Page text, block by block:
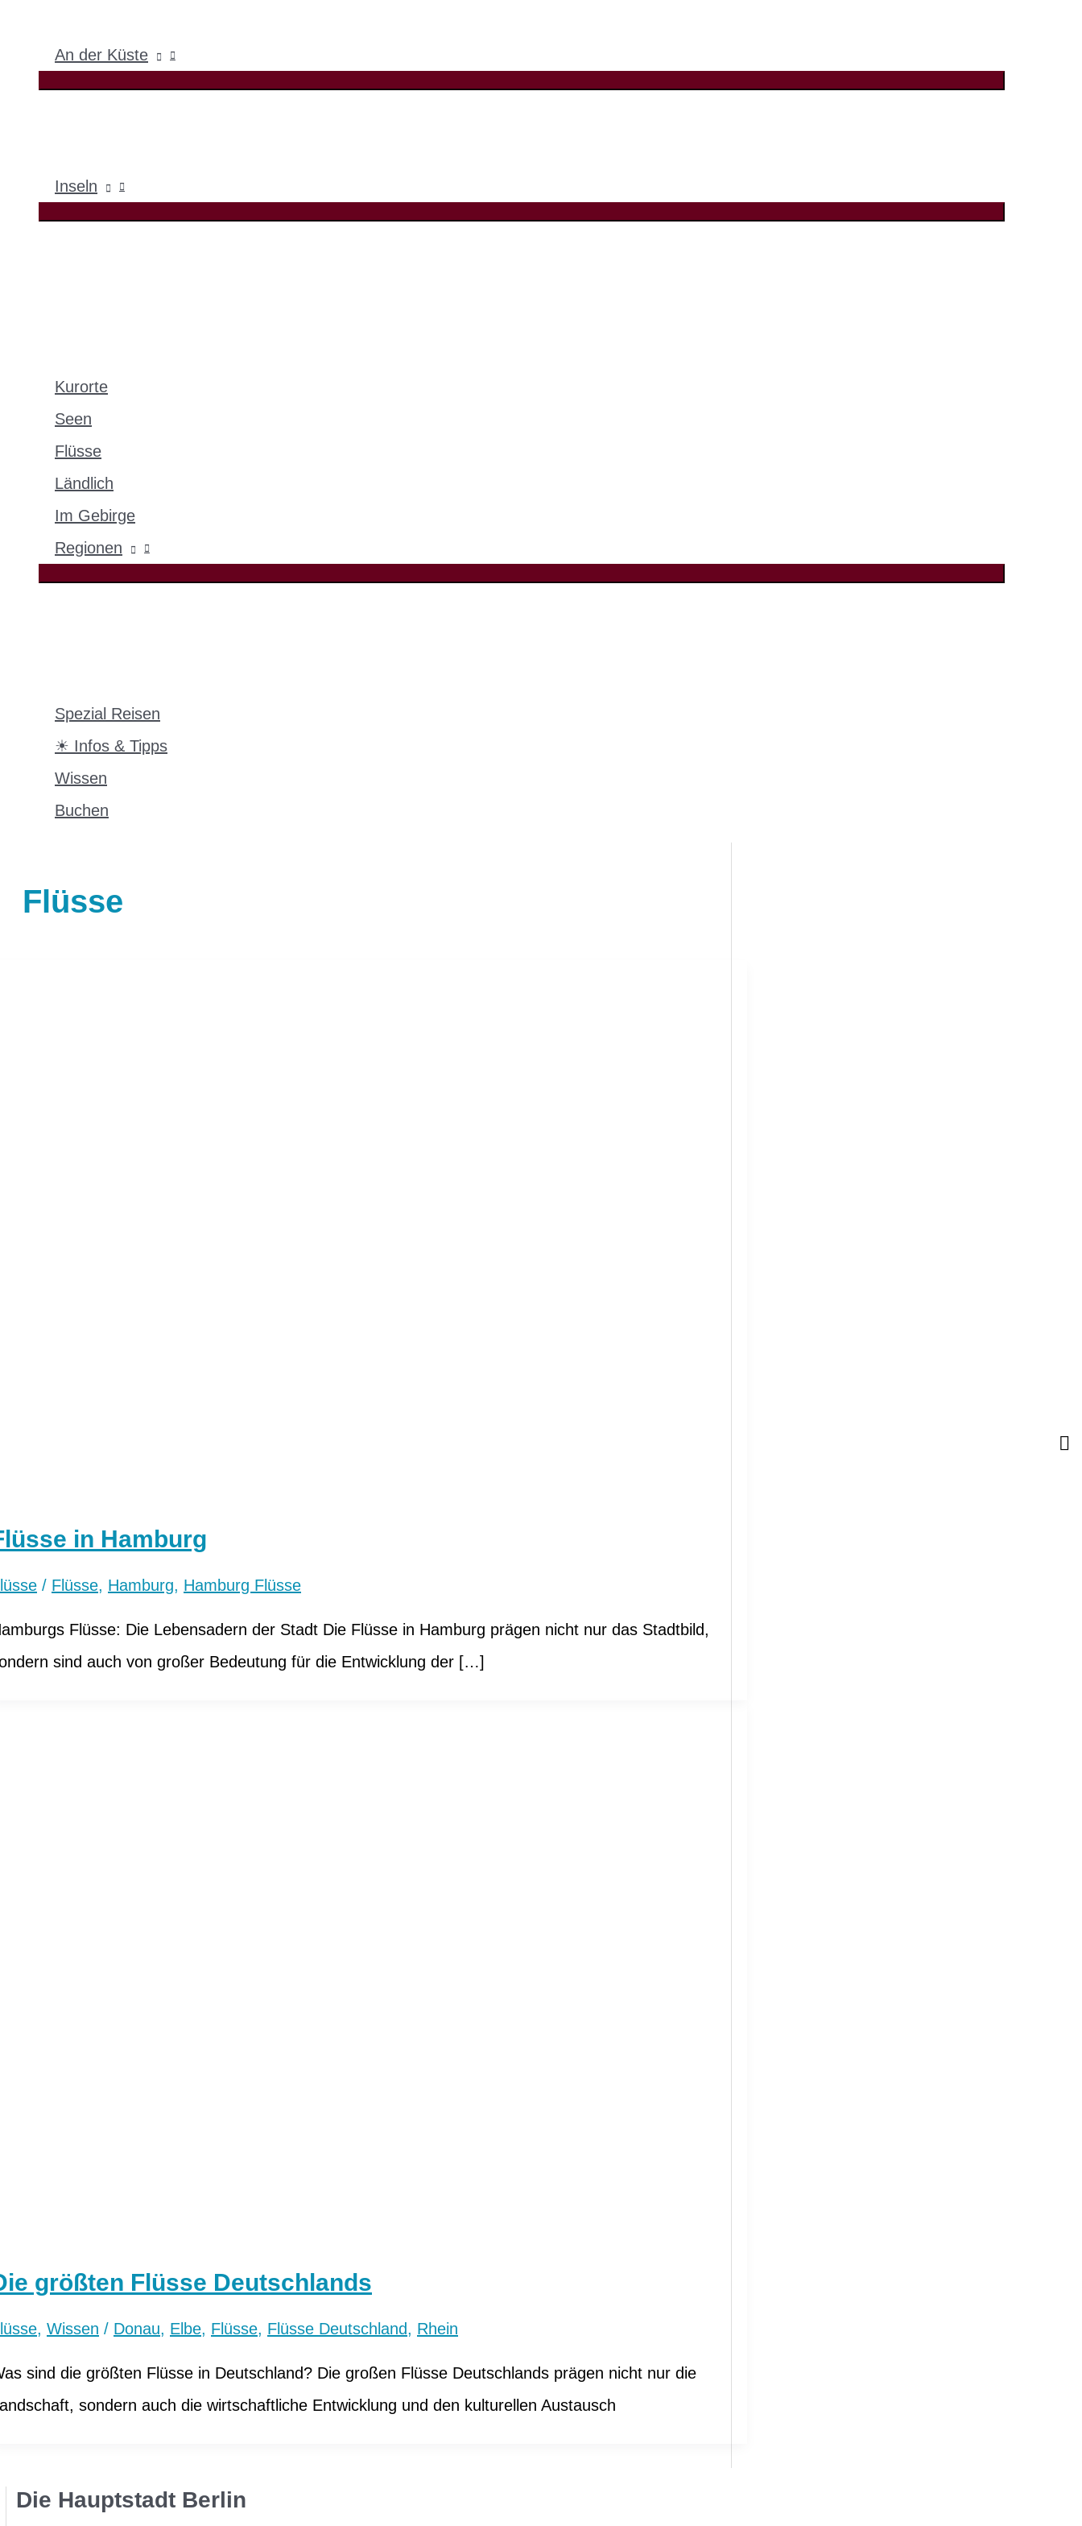
An der Küste
Inseln
Kurorte
Seen
Flüsse
Ländlich
Im Gebirge
Regionen
Spezial Reisen
☀ Infos & Tipps
Wissen
Buchen
Flüsse
in Hamburg
/ Flüsse, Hamburg, Hamburg Flüsse
Flüsse: Die Lebensadern der Stadt Die Flüsse in Hamburg prägen nicht nur das Stadtbild,
sind auch von großer Bedeutung für die Entwicklung der […]
größten Flüsse Deutschlands
, Wissen / Donau, Elbe, Flüsse, Flüsse Deutschland, Rhein
sind die größten Flüsse in Deutschland? Die großen Flüsse Deutschlands prägen nicht nur die
sondern auch die wirtschaftliche Entwicklung und den kulturellen Austausch
Die Hauptstadt Berlin